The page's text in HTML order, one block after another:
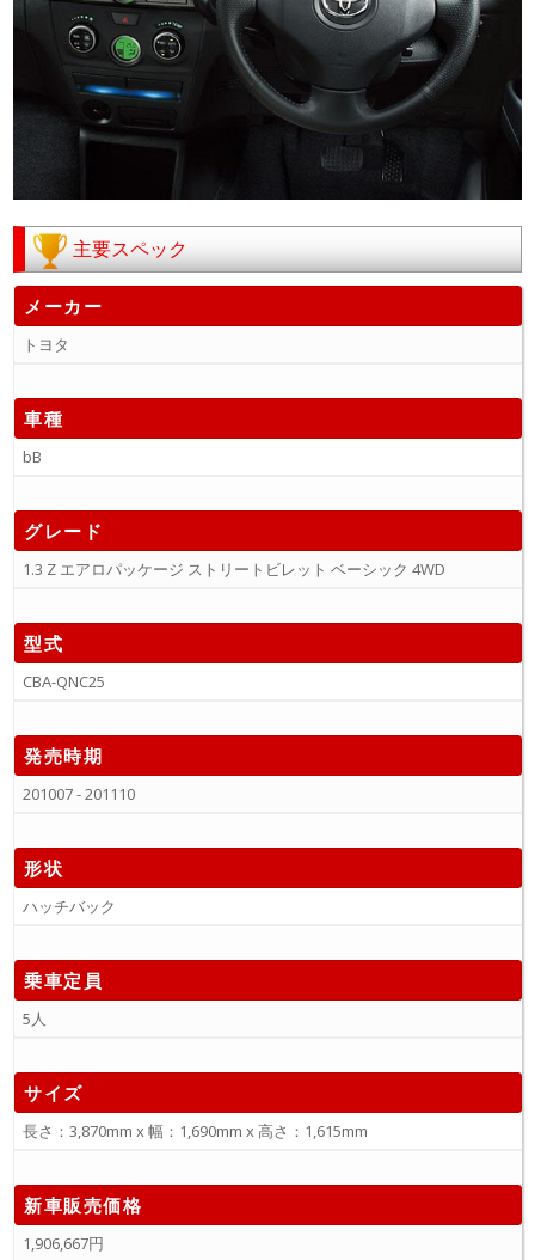
主要スペック
メーカー
トヨタ
車種
bB
グレード
1.3 Z エアロパッケージ ストリートビレット ベーシック 4WD
型式
CBA-QNC25
発売時期
201007 - 201110
形状
ハッチバック
乗車定員
5人
サイズ
長さ：3,870mm x 幅：1,690mm x 高さ：1,615mm
新車販売価格
1,906,667円